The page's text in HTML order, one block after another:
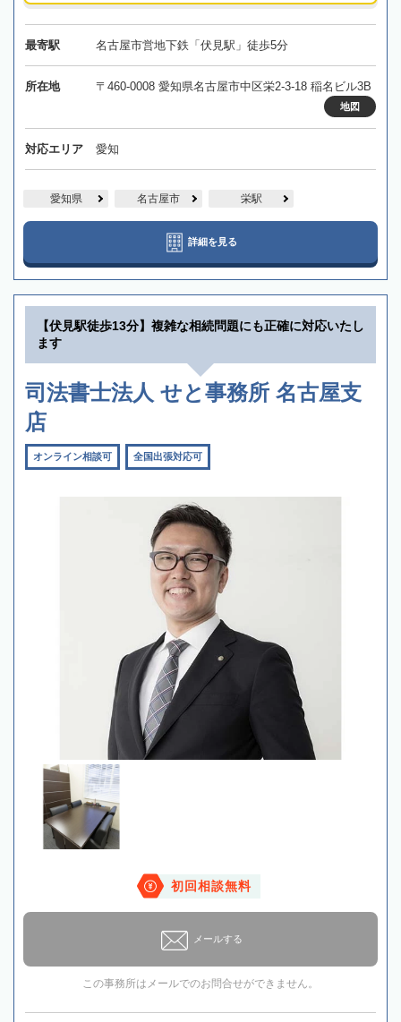
最寄駅 名古屋市営地下鉄「伏見駅」徒歩5分
所在地 〒460-0008 愛知県名古屋市中区栄2-3-18 稲名ビル3B
地図
対応エリア 愛知
愛知県 名古屋市 栄駅
詳細を見る
【伏見駅徒歩13分】複雑な相続問題にも正確に対応いたし
ます
司法書士法人 せと事務所 名古屋支
店
オンライン相談可 全国出張対応可
初回相談無料
メールする
この事務所はメールでのお問合せができません。